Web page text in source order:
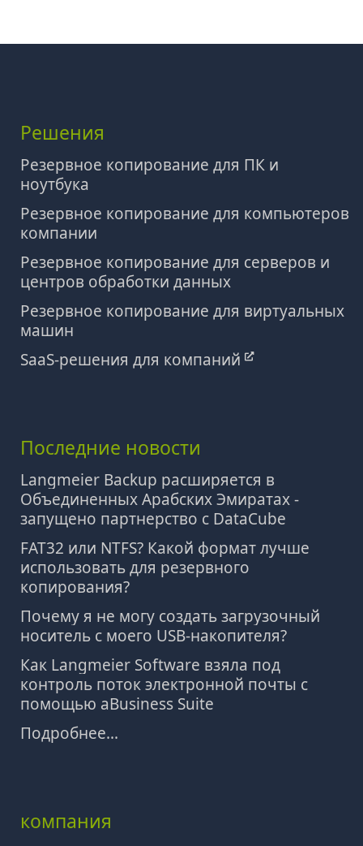
Решения
Резервное копирование для ПК и
ноутбука
Резервное копирование для компьютеров
компании
Резервное копирование для серверов и
центров обработки данных
Резервное копирование для виртуальных
машин
SaaS-решения для компаний
Последние новости
Langmeier Backup расширяется в
Объединенных Арабских Эмиратах -
запущено партнерство с DataCube
FAT32 или NTFS? Какой формат лучше
использовать для резервного
копирования?
Почему я не могу создать загрузочный
носитель с моего USB-накопителя?
Как Langmeier Software взяла под
контроль поток электронной почты с
помощью aBusiness Suite
Подробнее...
компания